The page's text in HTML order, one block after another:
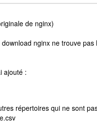
de nginx)
nginx ne trouve pas
ajouté :
répertoires qui ne sont